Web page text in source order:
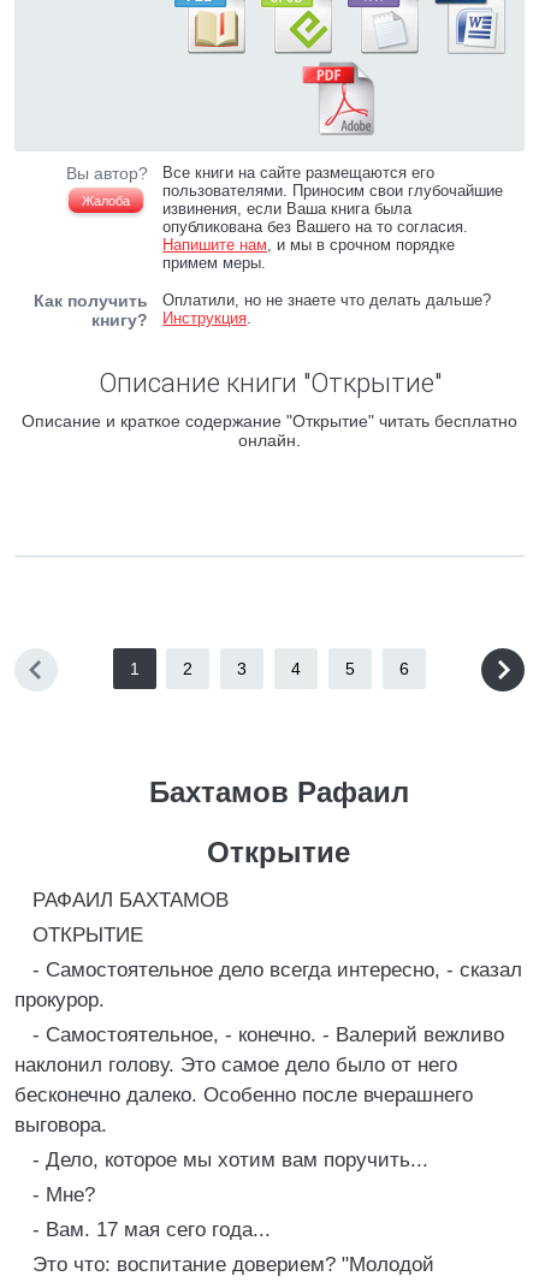
Вы автор?
Жалоба
Все книги на сайте размещаются его
пользователями. Приносим свои глубочайшие
извинения, если Ваша книга была
опубликована без Вашего на то согласия.
Напишите нам, и мы в срочном порядке
примем меры.
Как получить
книгу?
Оплатили, но не знаете что делать дальше?
Инструкция.
Описание книги "Открытие"
Описание и краткое содержание "Открытие" читать бесплатно
онлайн.
1 2 3 4 5 6
Бахтамов Рафаил
Открытие
РАФАИЛ БАХТАМОВ
ОТКРЫТИЕ
- Самостоятельное дело всегда интересно, - сказал
прокурор.
- Самостоятельное, - конечно. - Валерий вежливо
наклонил голову. Это самое дело было от него
бесконечно далеко. Особенно после вчерашнего
выговора.
- Дело, которое мы хотим вам поручить...
- Мне?
- Вам. 17 мая сего года...
Это что: воспитание доверием? "Молодой